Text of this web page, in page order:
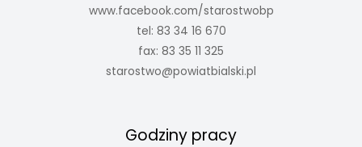
www.facebook.com/starostwobp
tel: 83 34 16 670
fax: 83 35 11 325
starostwo@powiatbialski.pl
Godziny pracy